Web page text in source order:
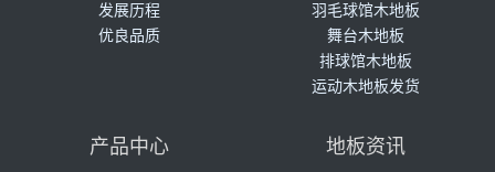
发展历程
优良品质
羽毛球馆木地板
舞台木地板
排球馆木地板
运动木地板发货
产品中心 地板资讯